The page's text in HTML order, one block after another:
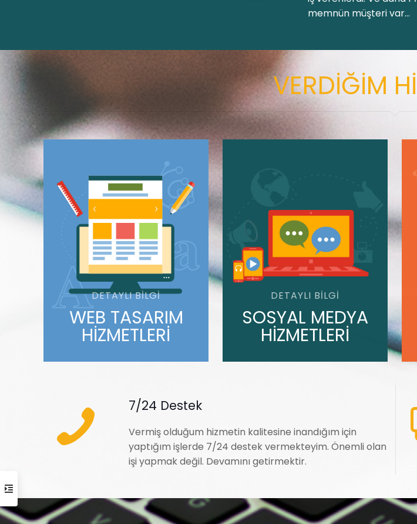
memnün müşteri var...
VERDİĞİM
DETAYLI BILGI
WEB TASARIM
HİZMETLERİ
DETAYLI BILGI
SOSYAL MEDYA
HİZMETLERİ
7/24 Destek
Vermiş olduğum hizmetin kalitesine inandığım için
yaptığım işlerde 7/24 destek vermekteyim. Önemli olan
işi yapmak değil. Devamını getirmektir.